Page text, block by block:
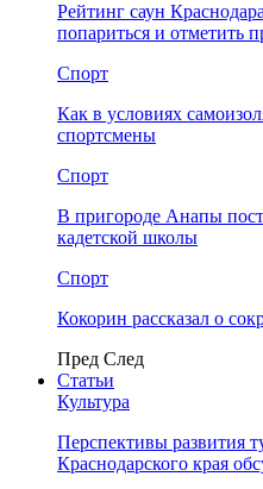
Рейтинг саун
попариться и отметить
Спорт
Как в условиях
спортсмены
Спорт
В пригороде Анапы
кадетской школы
Спорт
Кокорин рассказал о
Пред След
Статьи
Культура
Перспективы развития
Краснодарского края